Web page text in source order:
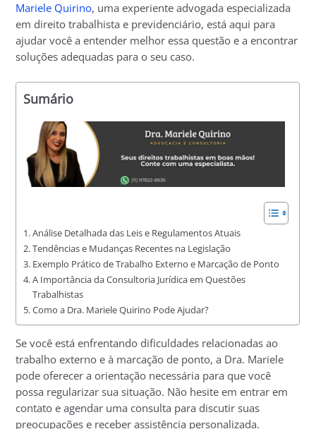
Mariele Quirino, uma experiente advogada especializada
em direito trabalhista e previdenciário, está aqui para
ajudar você a entender melhor essa questão e a encontrar
soluções adequadas para o seu caso.
Sumário
Análise Detalhada das Leis e Regulamentos Atuais
Tendências e Mudanças Recentes na Legislação
Exemplo Prático de Trabalho Externo e Marcação de Ponto
A Importância da Consultoria Jurídica em Questões
Trabalhistas
Como a Dra. Mariele Quirino Pode Ajudar?
Se você está enfrentando dificuldades relacionadas ao
trabalho externo e à marcação de ponto, a Dra. Mariele
pode oferecer a orientação necessária para que você
possa regularizar sua situação. Não hesite em entrar em
contato e agendar uma consulta para discutir suas
preocupações e receber assistência personalizada.